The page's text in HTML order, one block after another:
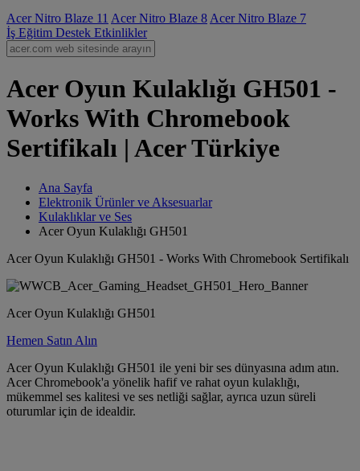
Acer Nitro Blaze 11 Acer Nitro Blaze 8 Acer Nitro Blaze 7
İş Eğitim Destek Etkinlikler
Acer Oyun Kulaklığı GH501 -
Works With Chromebook
Sertifikalı | Acer Türkiye
Ana Sayfa
Elektronik Ürünler ve Aksesuarlar
Kulaklıklar ve Ses
Acer Oyun Kulaklığı GH501
Acer Oyun Kulaklığı GH501 - Works With Chromebook Sertifikalı
Acer Oyun Kulaklığı GH501
Hemen Satın Alın
Acer Oyun Kulaklığı GH501 ile yeni bir ses dünyasına adım atın.
Acer Chromebook'a yönelik hafif ve rahat oyun kulaklığı,
mükemmel ses kalitesi ve ses netliği sağlar, ayrıca uzun süreli
oturumlar için de idealdir.